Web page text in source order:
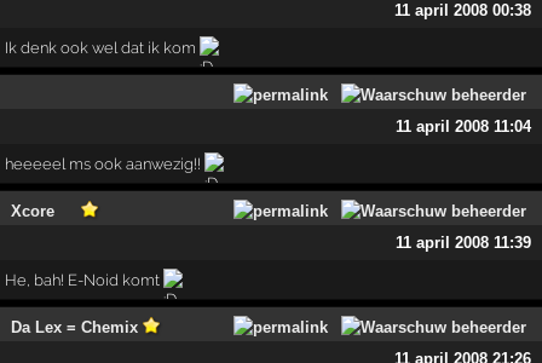
11 april 2008 00:38
Ik denk ook wel dat ik kom
11 april 2008 11:04
heeeeel ms ook aanwezig!!
Xcore
11 april 2008 11:39
He, bah! E-Noid komt
Da Lex = Chemix
11 april 2008 21:26